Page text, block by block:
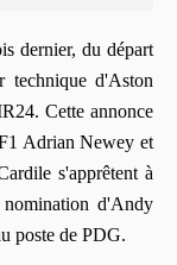
dernier, du départ
technique d'Aston
Cette annonce
Adrian Newey et
s'apprêtent à
d'Andy
poste de PDG.